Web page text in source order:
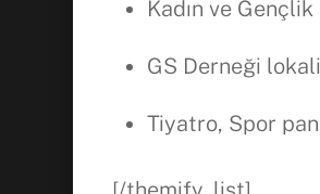
Kadın ve
GS Derneği
Tiyatro, Spor